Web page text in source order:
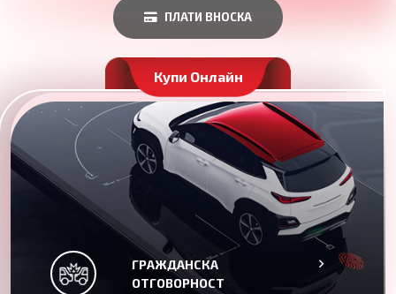
ПЛАТИ ВНОСКА
ГРАЖДАНСКА
ОТГОВОРНОСТ
ГРАЖДАНСКА
ОТГОВОРНОСТ
Купи Онлайн